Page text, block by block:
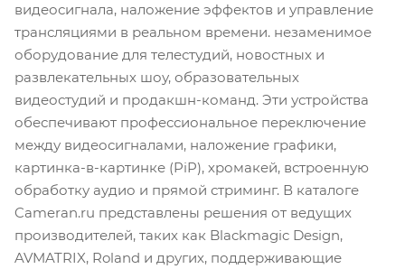
видеосигнала, наложение эффектов и управление
трансляциями в реальном времени. незаменимое
оборудование для телестудий, новостных и
развлекательных шоу, образовательных
видеостудий и продакшн-команд. Эти устройства
обеспечивают профессиональное переключение
между видеосигналами, наложение графики,
картинка-в-картинке (PiP), хромакей, встроенную
обработку аудио и прямой стриминг. В каталоге
Cameran.ru представлены решения от ведущих
производителей, таких как Blackmagic Design,
AVMATRIX, Roland и других, поддерживающие